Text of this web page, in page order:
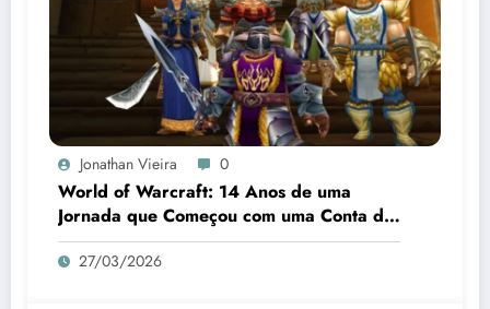
Jonathan Vieira 0
World of Warcraft: 14 Anos de uma
Jornada que Começou com uma Conta de
Telefone
27/03/2026